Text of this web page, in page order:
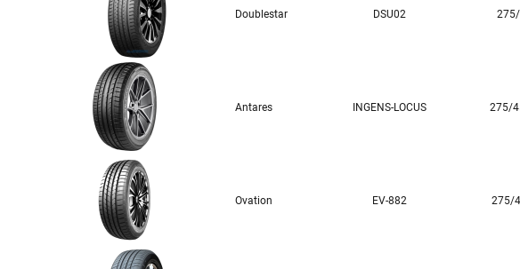
Doublestar DSU02
Antares INGENS-LOCUS 275/
Ovation EV-882 275/